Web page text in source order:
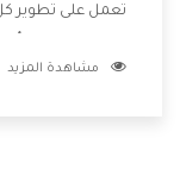
تعمل على تطوير
للعملاء أقوى
مشاهدة المزيد